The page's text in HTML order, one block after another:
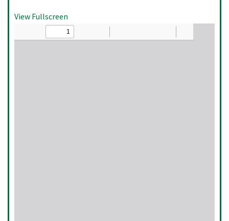
View Fullscreen